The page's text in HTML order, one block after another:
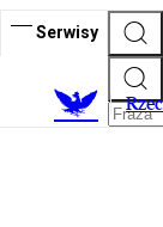
Serwisy
R